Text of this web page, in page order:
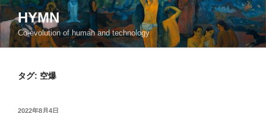
コ
ン
テ
ン
HYMN
Co-evolution of human and technology
タグ: 空爆
投
2022年8月4日